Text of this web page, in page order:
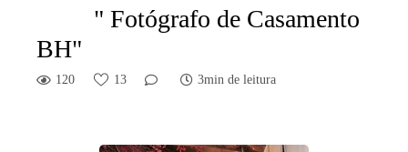
" Fotógrafo de Casamento
BH"
120 13 3min de leitura